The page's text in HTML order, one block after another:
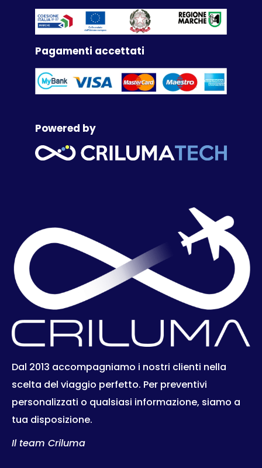
Pagamenti accettati
Powered by
Dal 2013 accompagniamo i nostri clienti nella
scelta del viaggio perfetto. Per preventivi
personalizzati o qualsiasi informazione, siamo a
tua disposizione.
Il team Criluma